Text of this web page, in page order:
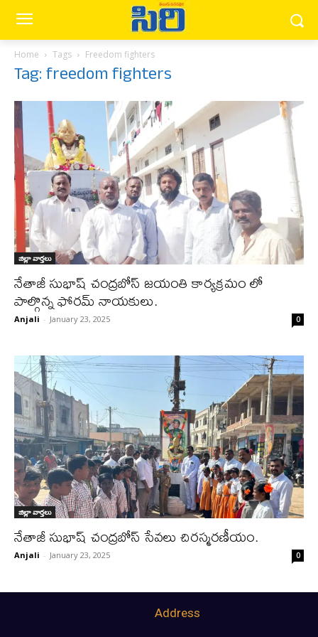
Home Tags Freedom fighters
Tag: freedom fighters
జిల్లా వార్త‌లు
నేతాజీ సుభాష్ చంద్రబోస్ జయంతి కార్యక్రమం లో
పాల్గొన్న ఫోరమ్ నాయకులు.
Anjali - January 23, 2025 0
జిల్లా వార్త‌లు
నేతాజీ సుభాష్ చంద్రబోస్ సేవలు చిరస్మరణీయం.
Anjali - January 23, 2025 0
Address